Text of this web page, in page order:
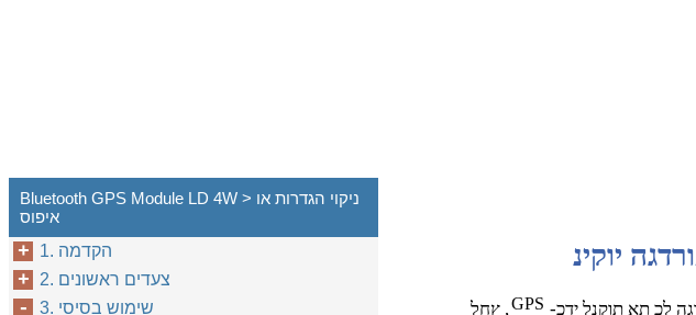
ץחל ,GPS
לכ תא תוקנל ידכ
Bluetooth GPS Module LD 4W > ניקוי הגדרות או
איפוס
1. הקדמה
2. צעדים ראשונים
3. שימוש בסיסי